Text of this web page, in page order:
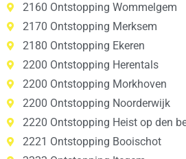
2160 Ontstopping Wommelgem
2170 Ontstopping Merksem
2180 Ontstopping Ekeren
2200 Ontstopping Herentals
2200 Ontstopping Morkhoven
2200 Ontstopping Noorderwijk
2220 Ontstopping Heist op den
2221 Ontstopping Booischot